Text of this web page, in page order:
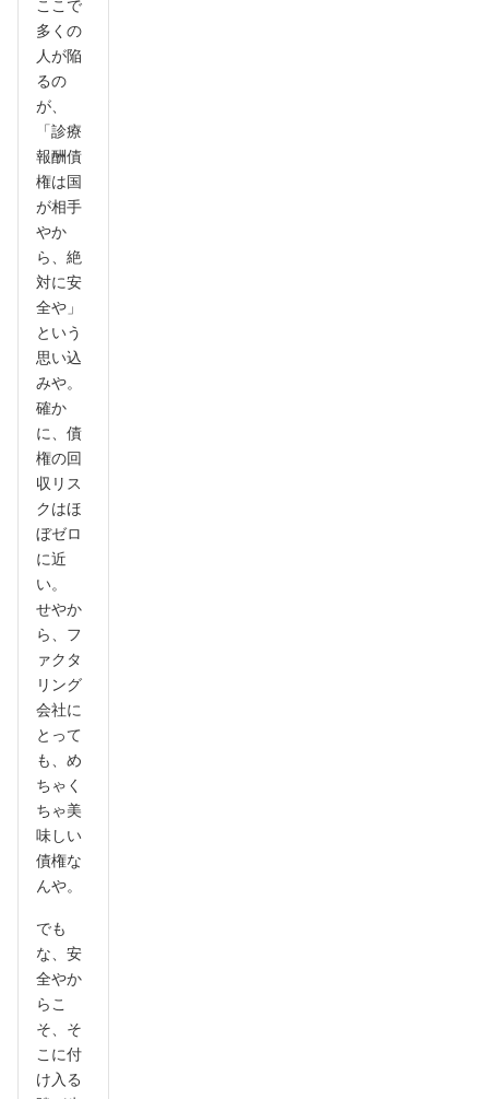
ここで
多くの
人が陥
るの
が、
「診療
報酬債
権は国
が相手
やか
ら、絶
対に安
全や」
という
思い込
みや。
確か
に、債
権の回
収リス
クはほ
ぼゼロ
に近
い。
せやか
ら、フ
ァクタ
リング
会社に
とって
も、め
ちゃく
ちゃ美
味しい
債権な
んや。
でも
な、安
全やか
らこ
そ、そ
こに付
け入る